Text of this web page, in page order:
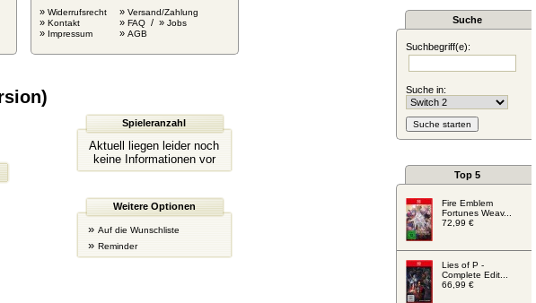
» Widerrufsrecht
» Kontakt
» Impressum
» Versand/Zahlung
» FAQ / » Jobs
» AGB
Spieleranzahl
Aktuell liegen leider noch
keine Informationen vor
Weitere Optionen
» Auf die Wunschliste
» Reminder
Suche
Suchbegriff(e):
Suche in:
Top 5
Fire Emblem
Fortunes Weav...
72,99 €
Lies of P -
Complete Edit...
66,99 €